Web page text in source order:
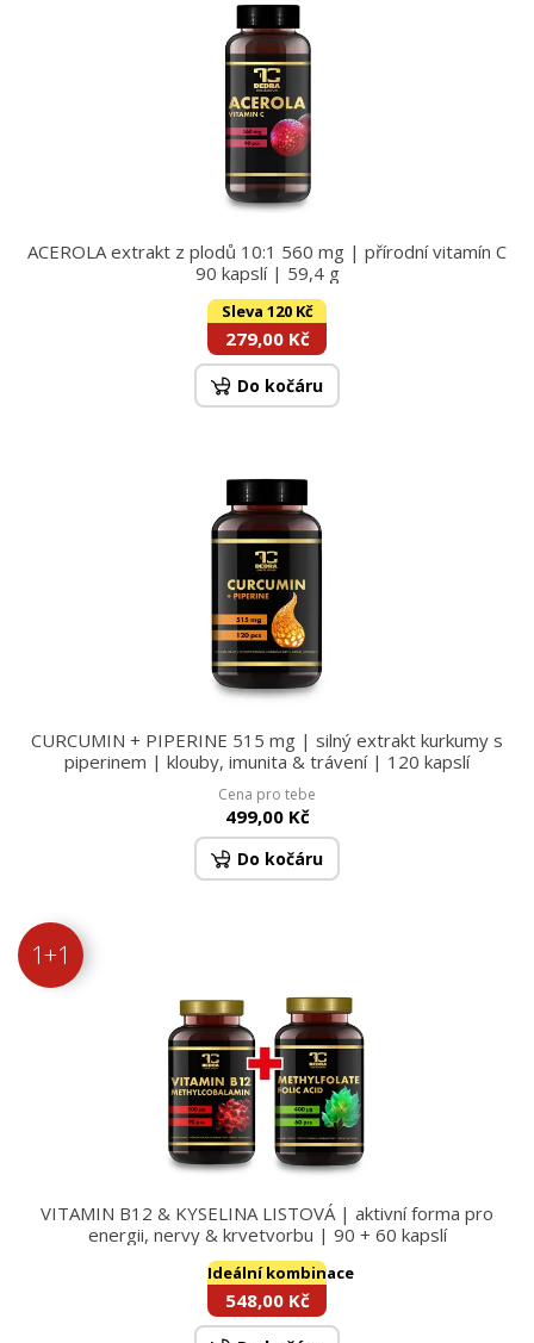
ACEROLA extrakt z plodů 10:1 560 mg | přírodní vitamín C
90 kapslí | 59,4 g
Sleva 120 Kč
279,00 Kč
Do kočáru
CURCUMIN + PIPERINE 515 mg | silný extrakt kurkumy s
piperinem | klouby, imunita & trávení | 120 kapslí
Cena pro tebe
499,00 Kč
Do kočáru
1+1
VITAMIN B12 & KYSELINA LISTOVÁ | aktivní forma pro
energii, nervy & krvetvorbu | 90 + 60 kapslí
Ideální kombinace
548,00 Kč